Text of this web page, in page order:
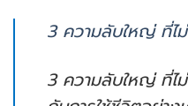
3 ความลับใหญ่ ที่ไ
3 ความลับใหญ่ ที่ไ